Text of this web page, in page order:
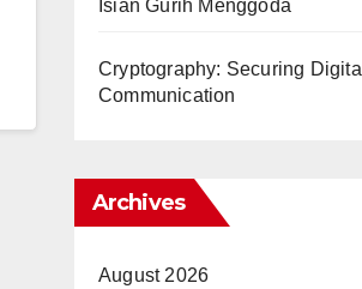
Isian Gurih Menggoda
Cryptography: Securing Digital
Communication
Archives
August 2026